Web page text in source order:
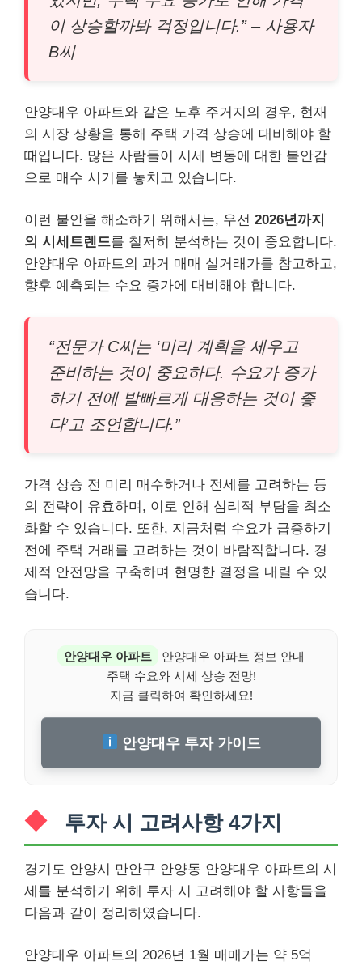
이 상승할까봐 걱정입니다.” – 사용자
B씨
안양대우 아파트와 같은 노후 주거지의 경우, 현재
의 시장 상황을 통해 주택 가격 상승에 대비해야 할
때입니다. 많은 사람들이 시세 변동에 대한 불안감
으로 매수 시기를 놓치고 있습니다.
이런 불안을 해소하기 위해서는, 우선 2026년까지
의 시세트렌드를 철저히 분석하는 것이 중요합니다.
안양대우 아파트의 과거 매매 실거래가를 참고하고,
향후 예측되는 수요 증가에 대비해야 합니다.
“전문가 C씨는 ‘미리 계획을 세우고
준비하는 것이 중요하다. 수요가 증가
하기 전에 발빠르게 대응하는 것이 좋
다’고 조언합니다.”
가격 상승 전 미리 매수하거나 전세를 고려하는 등
의 전략이 유효하며, 이로 인해 심리적 부담을 최소
화할 수 있습니다. 또한, 지금처럼 수요가 급증하기
전에 주택 거래를 고려하는 것이 바람직합니다. 경
제적 안전망을 구축하며 현명한 결정을 내릴 수 있
습니다.
안양대우 아파트
안양대우 아파트 정보 안내
주택 수요와 시세 상승 전망!
지금 클릭하여 확인하세요!
안양대우 투자 가이드
투자 시 고려사항 4가지
경기도 안양시 만안구 안양동 안양대우 아파트의 시
세를 분석하기 위해 투자 시 고려해야 할 사항들을
다음과 같이 정리하였습니다.
안양대우 아파트의 2026년 1월 매매가는 약 5억